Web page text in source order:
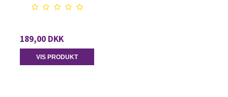
189,00 DKK
VIS PRODUKT